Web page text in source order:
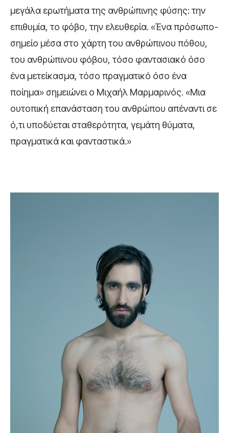
μεγάλα ερωτήματα της ανθρώπινης φύσης: την
επιθυμία, το φόβο, την ελευθερία. «Ένα πρόσωπο-
σημείο μέσα στο χάρτη του ανθρώπινου πόθου,
του ανθρώπινου φόβου, τόσο φαντασιακό όσο
ένα μετείκασμα, τόσο πραγματικό όσο ένα
ποίημα» σημειώνει ο Μιχαήλ Μαρμαρινός. «Μια
ουτοπική επανάσταση του ανθρώπου απέναντι σε
ό,τι υποδύεται σταθερότητα, γεμάτη θύματα,
πραγματικά και φανταστικά.»